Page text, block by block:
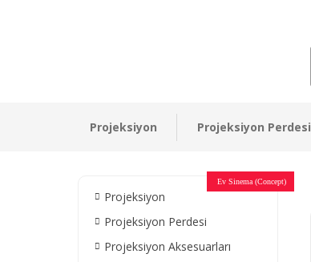
Projeksiyon Projeksiyon Perdesi
Projeksiyon
Projeksiyon Perdesi
Projeksiyon Aksesuarları
Ev Sinema
Ev Sinema
Ev Sinema
Müzeler
Ev Sinema
Restaurant - Cafe
Devlet Kurumları
Ev Sinema
Otel Sinema Salonları
Ev Sinema (Concept)